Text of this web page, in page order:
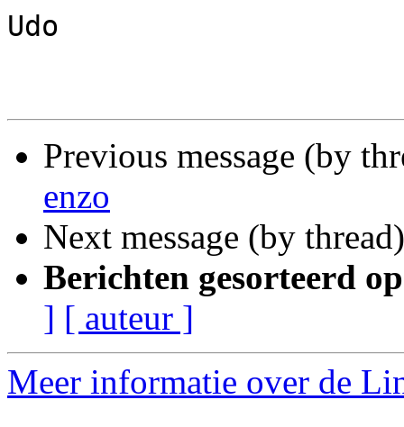
Udo
Previous message (by
enzo
Next message (by
Berichten gesorteerd
] [ auteur ]
Meer informatie over de